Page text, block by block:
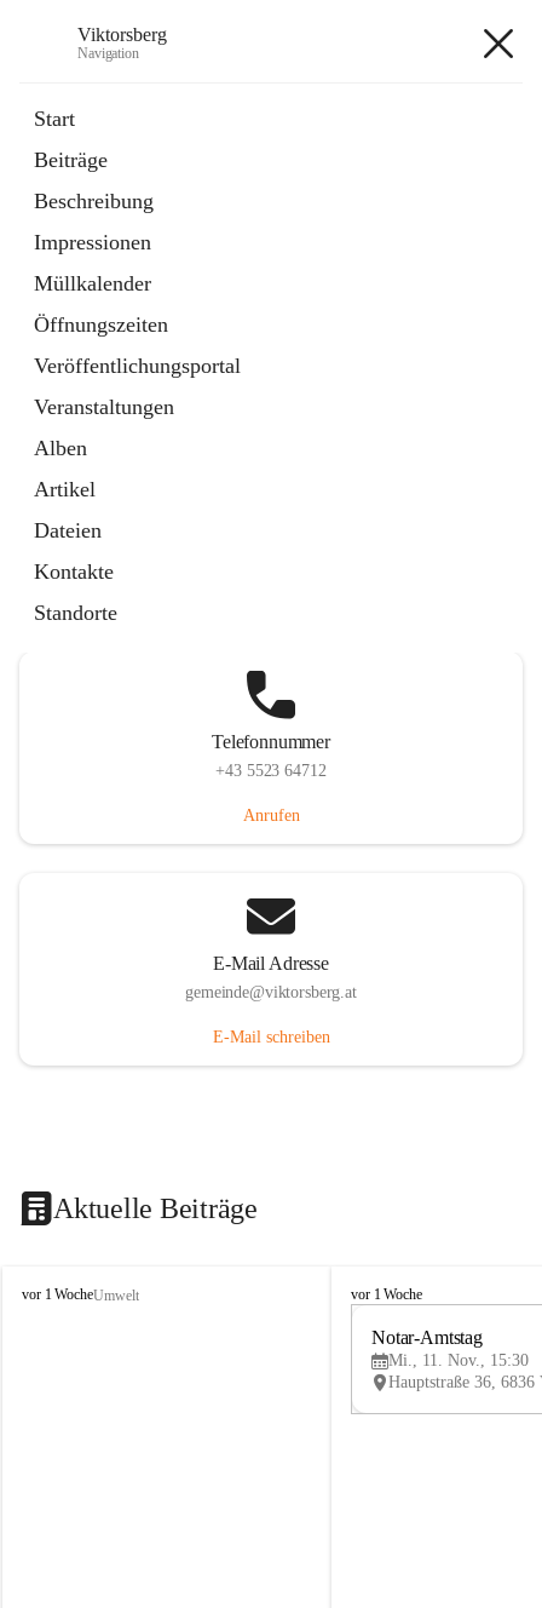
Viktorsberg
Navigation
Start
Beiträge
Beschreibung
Impressionen
Müllkalender
Öffnungszeiten
Veröffentlichungsportal
Veranstaltungen
Alben
Artikel
Dateien
Kontakte
Standorte
1 Schnellzugriff
Bürgerservice
10 Schnellzugriffe
Telefonnummer
+43 5523 64712
Anrufen
E-Mail Adresse
gemeinde@viktorsberg.at
E-Mail schreiben
Aktuelle Beiträge
V
vor 1 WocheUmwelt
V
vor 1 Woche
Notar-Amtstag
Mi., 11. Nov., 15:30